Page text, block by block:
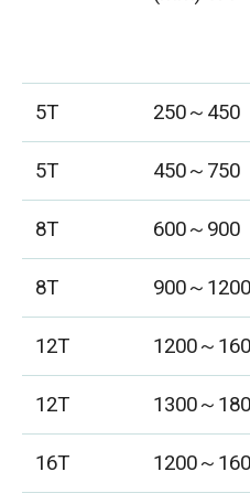
5T 250～450
5T
450～750
8T
600～900
8T
900～1200
12T
1200～
12T
1300～
16T
1200～